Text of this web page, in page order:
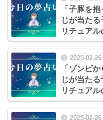
「子豚を
じが当た
リチュア
2025-02-26
「ゾンビ
じが当た
リチュア
2025-02-26